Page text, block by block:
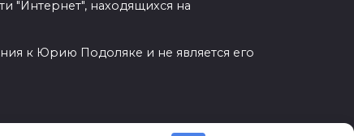
"Интернет", находящихся на
к Юрию Подоляке и не является его